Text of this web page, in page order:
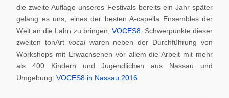
die zweite Auflage unseres Festivals bereits ein Jahr später
gelang es uns, eines der besten A-capella Ensembles der
Welt an die Lahn zu bringen, VOCES8. Schwerpunkte dieser
zweiten tonArt vocalwaren neben der Durchführung von
Workshops mit Erwachsenen vor allem die Arbeit mit mehr
als 400 Kindern und Jugendlichen aus Nassau und
Umgebung: VOCES8 in Nassau 2016